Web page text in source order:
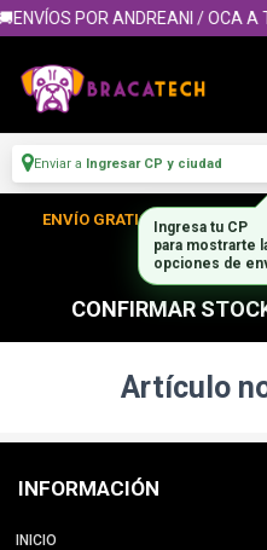
POR ANDREANI / OCA A
Enviar a Ingresar CP y ciudad
ENVÍO GRATIS DENTRO DE
A
CONFIRMAR
Artículo
INFORMACIÓN
INICIO
Ingresa tu CP
para mostrarte
opciones de